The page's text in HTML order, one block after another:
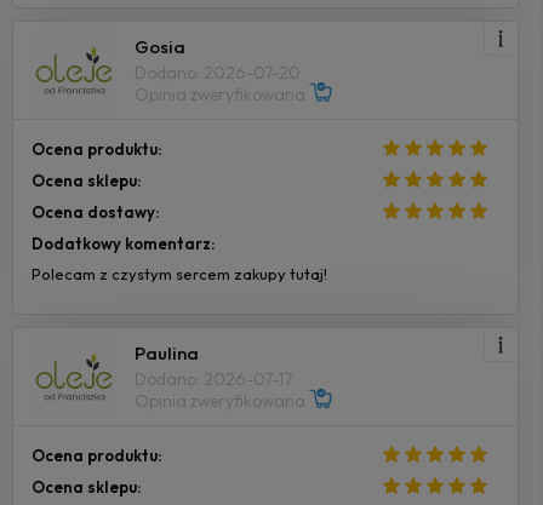
Gosia
Dodano: 2026-07-20
Opinia zweryfikowana
Ocena produktu:
Ocena sklepu:
Ocena dostawy:
Dodatkowy komentarz:
Polecam z czystym sercem zakupy tutaj!
Paulina
Dodano: 2026-07-17
Opinia zweryfikowana
Ocena produktu:
Ocena sklepu: